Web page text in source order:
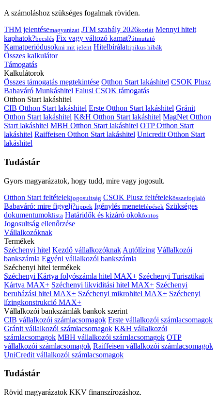
A számoláshoz szükséges fogalmak röviden.
THM jelentésemagyarázat JTM szabály 2026korlát Mennyi hitelt
kaphatok?becslés Fix vagy változó kamat?útmutató
Kamatperiódusokmi mit jelent Hitelbírálattipikus hibák
Összes kalkulátor
Támogatás
Kalkulátorok
Összes támogatás megtekintése Otthon Start lakáshitel CSOK Plusz
Babaváró Munkáshitel Falusi CSOK támogatás
Otthon Start lakáshitel
CIB Otthon Start lakáshitel Erste Otthon Start lakáshitel Gránit
Otthon Start lakáshitel K&H Otthon Start lakáshitel MagNet Otthon
Start lakáshitel MBH Otthon Start lakáshitel OTP Otthon Start
lakáshitel Raiffeisen Otthon Start lakáshitel Unicredit Otthon Start
lakáshitel
Tudástár
Gyors magyarázatok, hogy tudd, mire vagy jogosult.
Otthon Start feltételekjogosultság CSOK Plusz feltételekösszefoglaló
Babaváró: mire figyelj?tippek Igénylés menetelépések Szükséges
dokumentumoklista Határidők és kizáró okokfontos
Jogosultság ellenőrzése
Vállalkozóknak
Termékek
Széchenyi hitel Kezdő vállalkozóknak Autólízing Vállalkozói
bankszámla Egyéni vállalkozói bankszámla
Széchenyi hitel termékek
Széchenyi Kártya folyószámla hitel MAX+ Széchenyi Turisztikai
Kártya MAX+ Széchenyi likviditási hitel MAX+ Széchenyi
beruházási hitel MAX+ Széchenyi mikrohitel MAX+ Széchenyi
lízingkonstrukció MAX+
Vállalkozói bankszámlák bankok szerint
CIB vállalkozói számlacsomagok Erste vállalkozói számlacsomagok
Gránit vállalkozói számlacsomagok K&H vállalkozói
számlacsomagok MBH vállalkozói számlacsomagok OTP
vállalkozói számlacsomagok Raiffeisen vállalkozói számlacsomagok
UniCredit vállalkozói számlacsomagok
Tudástár
Rövid magyarázatok KKV finanszírozáshoz.